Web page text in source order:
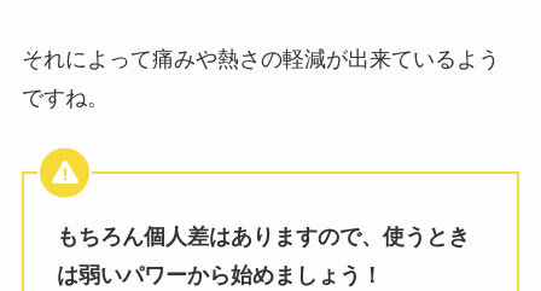
それによって痛みや熱さの軽減が出来ているよう
ですね。
もちろん個人差はありますので、使うとき
は弱いパワーから始めましょう！